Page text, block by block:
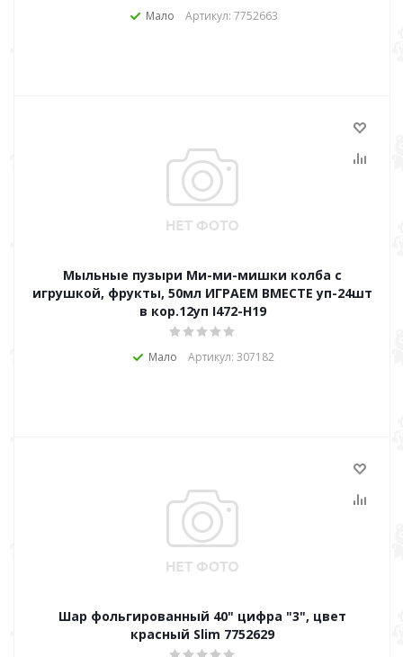
Мало Артикул: 7752663
Мыльные пузыри Ми-ми-мишки колба с
игрушкой, фрукты, 50мл ИГРАЕМ ВМЕСТЕ уп-24шт
в кор.12уп I472-H19
Мало Артикул: 307182
Шар фольгированный 40" цифра "3", цвет
красный Slim 7752629